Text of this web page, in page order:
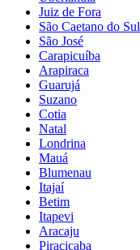
Juiz de Fora
São Caetano do Sul
São José
Carapicuíba
Arapiraca
Guarujá
Suzano
Cotia
Natal
Londrina
Mauá
Blumenau
Itajaí
Betim
Itapevi
Aracaju
Piracicaba